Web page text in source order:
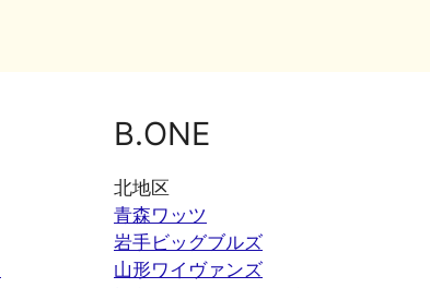
B.ONE
北地区
青森ワッツ
岩手ビッグブルズ
山形ワイヴァンズ